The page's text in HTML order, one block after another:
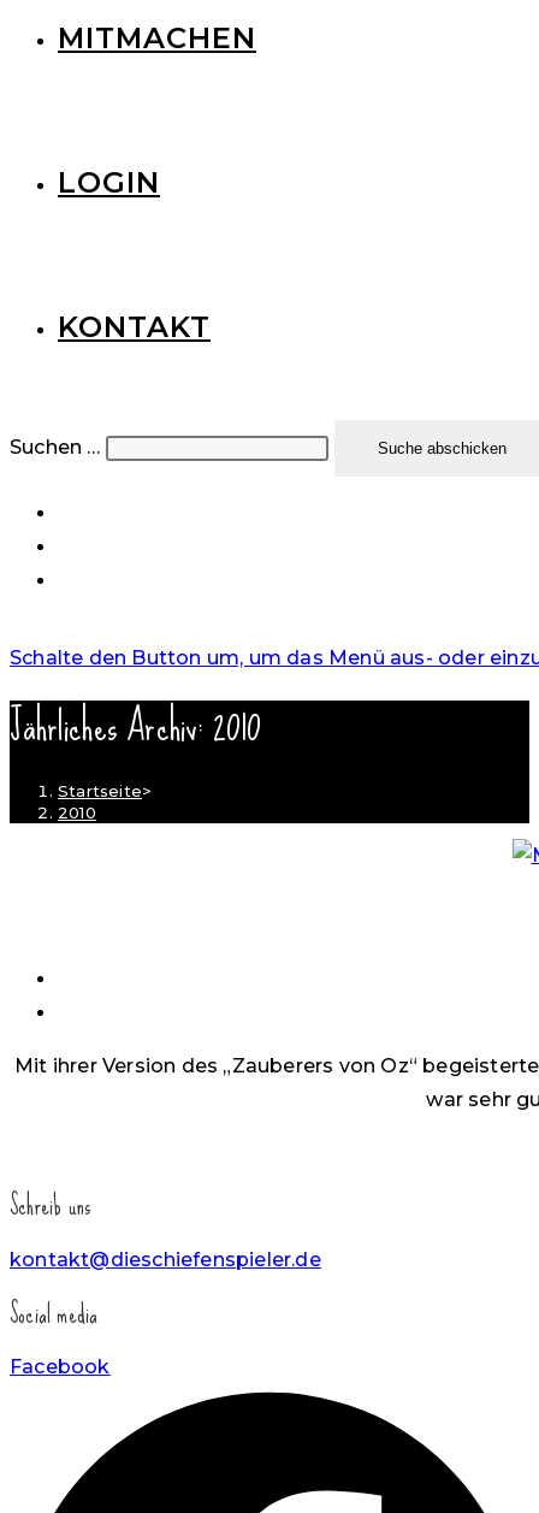
MITMACHEN
LOGIN
KONTAKT
Suchen … Suche abschicken
Schalte den Button um, um das Menü aus- oder
Jährliches Archiv: 2010
Startseite>
2010
Mit ihrer Version des „Zauberers von Oz“
war sehr
Schreib uns
kontakt@dieschiefenspieler.de
Social media
Facebook